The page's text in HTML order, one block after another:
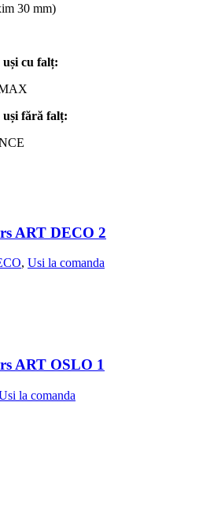
30 mm)
uși cu falț:
uși fără falț:
ART DECO 2
, Usi la comanda
ART OSLO 1
la comanda